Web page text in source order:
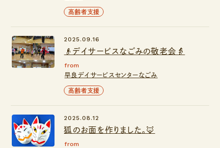
高齢者支援
👴デイサービスなごみの敬老会👵
2025.09.16
from
早良デイサービスセンターなごみ
高齢者支援
狐のお面を作りました。🦊
2025.08.12
from